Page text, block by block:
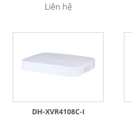
Liên hệ
DH-XVR4108C-I